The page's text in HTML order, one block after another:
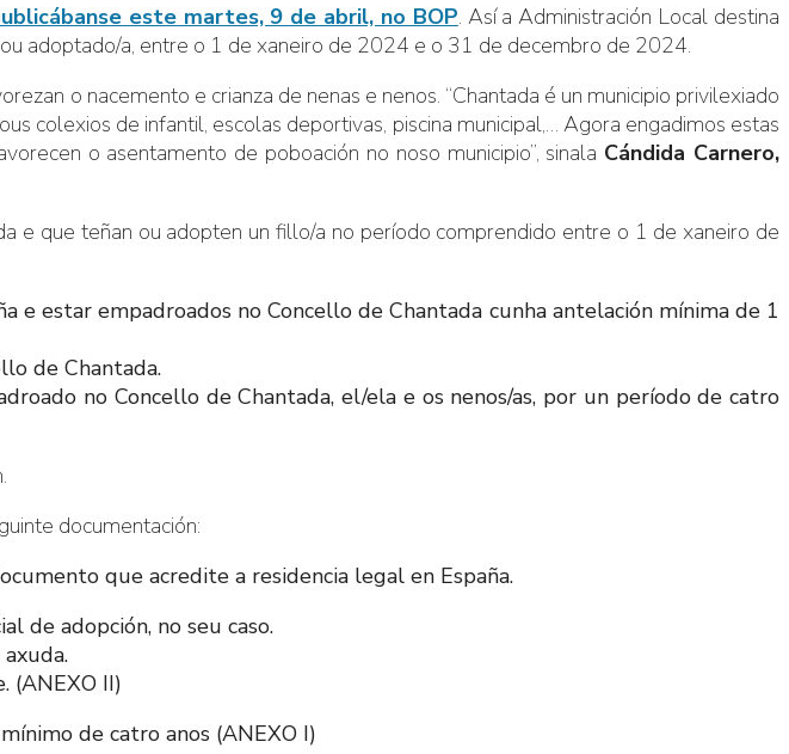
este martes, 9 de abril, no BOP. Así a Administración Local destina
adoptado/a, entre o 1 de xaneiro de 2024 e o 31 de decembro de 2024.
o nacemento e crianza de nenas e nenos. “Chantada é un municipio privilexiado
colexios de infantil, escolas deportivas, piscina municipal,… Agora engadimos estas
o asentamento de poboación no noso municipio”, sinala Cándida Carnero,
e que teñan ou adopten un fillo/a no período comprendido entre o 1 de xaneiro de
e estar empadroados no Concello de Chantada cunha antelación mínima de 1
de Chantada.
no Concello de Chantada, el/ela e os nenos/as, por un período de catro
documentación:
que acredite a residencia legal en España.
de adopción, no seu caso.
(ANEXO II)
de catro anos (ANEXO I)